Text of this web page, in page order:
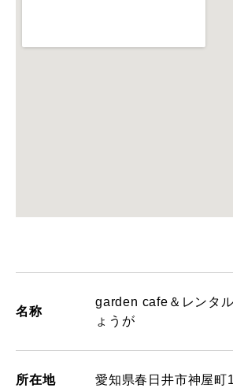
名称
garden cafe＆レンタ
ょうが
所在地 愛知県春日井市神屋町